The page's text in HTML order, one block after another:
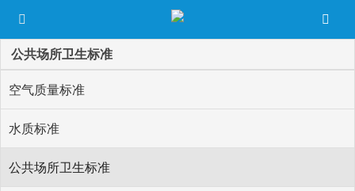
公共场所卫生标准
空气质量标准
水质标准
公共场所卫生标准